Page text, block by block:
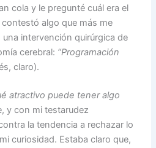
cola y le pregunté cuál era el
algo que más me
intervención quirúrgica de
cerebral: “Programación
claro).
atractivo puede tener algo
y con mi testarudez
la tendencia a rechazar lo
curiosidad. Estaba claro que,